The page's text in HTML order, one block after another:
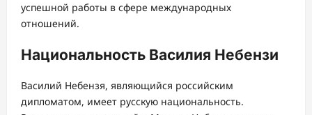
успешной работы в сфере международных
отношений.
Национальность Василия Небензи
Василий Небензя, являющийся российским
дипломатом, имеет русскую национальность.